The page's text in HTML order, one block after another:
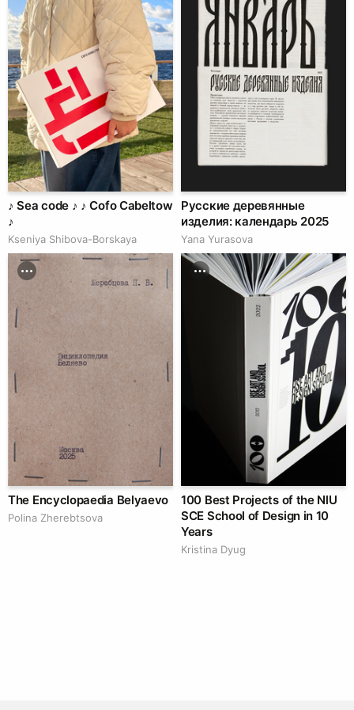
♪ Sea code ♪ ♪ Cofo Cabeltow
♪
Kseniya Shibova-Borskaya
Русские деревянные
изделия: календарь 2025
Yana Yurasova
The Encyclopaedia Belyaevo
Polina Zherebtsova
100 Best Projects of the NlU
SCE School of Design in 10
Years
Kristina Dyug